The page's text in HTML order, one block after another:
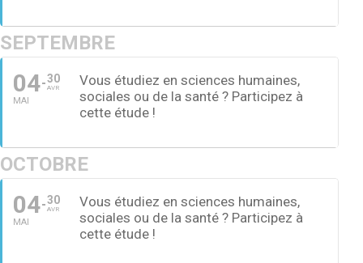
SEPTEMBRE
04
MAI
30
AVR
Vous étudiez en sciences humaines,
sociales ou de la santé ? Participez à
cette étude !
OCTOBRE
04
MAI
30
AVR
Vous étudiez en sciences humaines,
sociales ou de la santé ? Participez à
cette étude !